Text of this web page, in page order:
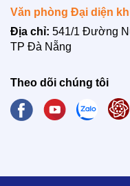
Văn phòng Đại diện
Địa chỉ: 541/1 Đường
TP Đà Nẵng
Theo dõi chúng tôi